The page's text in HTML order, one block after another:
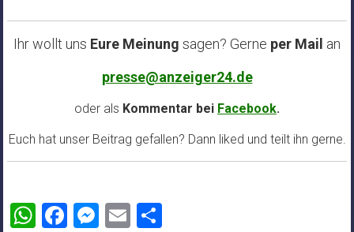
Ihr wollt uns Eure Meinung sagen? Gerne per Mail an
presse@anzeiger24.de
oder als Kommentar bei Facebook.
Euch hat unser Beitrag gefallen? Dann liked und teilt ihn gerne.
WhatsApp
Facebook
Messenger
EmailTeilen